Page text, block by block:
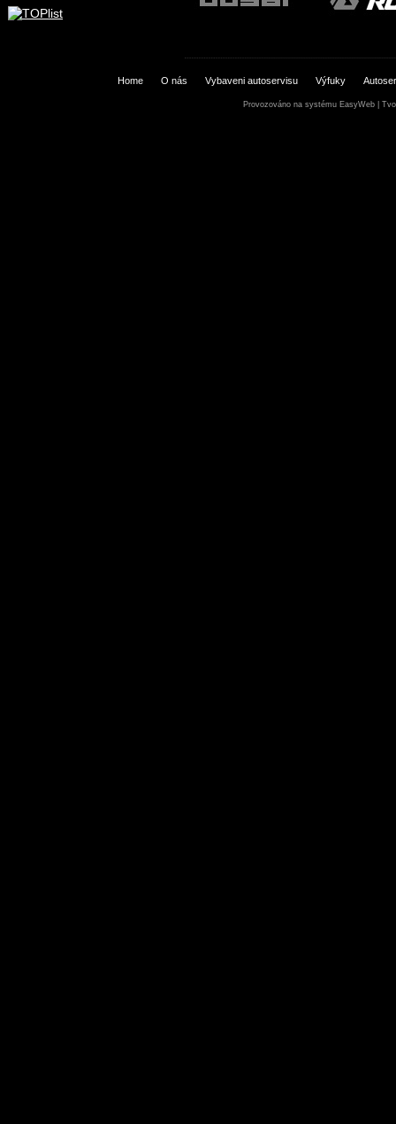
Home O nás Vybaveni autoservisu Výfuky
Provozováno na systému EasyWeb|